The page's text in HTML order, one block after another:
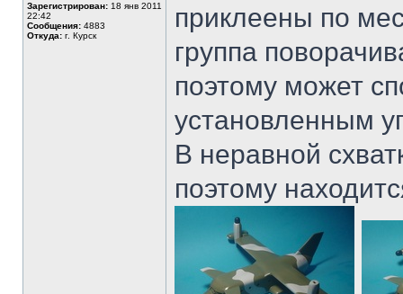
Зарегистрирован: 18 янв 2011
22:42
Сообщения: 4883
Откуда: г. Курск
приклеены по
группа
поэтому может
установленным
В неравной
поэтому